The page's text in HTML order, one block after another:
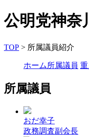
公明党神奈
TOP > 所属議員紹介
ホーム 所属議員
所属議員
おだ幸子
政務調査副会長